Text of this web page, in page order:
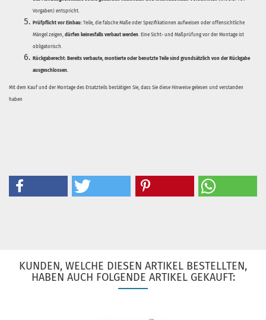
Vorgaben) entspricht.
Prüfpflicht vor Einbau: Teile, die falsche Maße oder Spezifikationen aufweisen oder offensichtliche
Mängel zeigen, dürfen keinesfalls verbaut werden. Eine Sicht- und Maßprüfung vor der Montage ist
obligatorisch.
Rückgaberecht: Bereits verbaute, montierte oder benutzte Teile sind grundsätzlich von der Rückgabe
ausgeschlossen.
Mit dem Kauf und der Montage des Ersatzteils bestätigen Sie, dass Sie diese Hinweise gelesen und verstanden
haben
KUNDEN, WELCHE DIESEN ARTIKEL BESTELLTEN,
HABEN AUCH FOLGENDE ARTIKEL GEKAUFT: